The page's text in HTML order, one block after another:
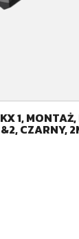
1,
CZARNY,